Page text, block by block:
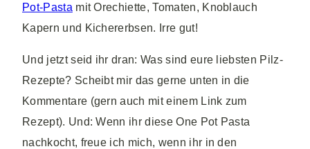
Pot-Pasta mit Orechiette, Tomaten, Knoblauch
Kapern und Kichererbsen. Irre gut!
Und jetzt seid ihr dran: Was sind eure liebsten Pilz-
Rezepte? Scheibt mir das gerne unten in die
Kommentare (gern auch mit einem Link zum
Rezept). Und: Wenn ihr diese One Pot Pasta
nachkocht, freue ich mich, wenn ihr in den